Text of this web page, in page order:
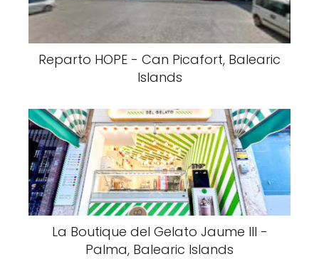
Reparto HOPE - Can Picafort, Balearic
Islands
La Boutique del Gelato Jaume III -
Palma, Balearic Islands